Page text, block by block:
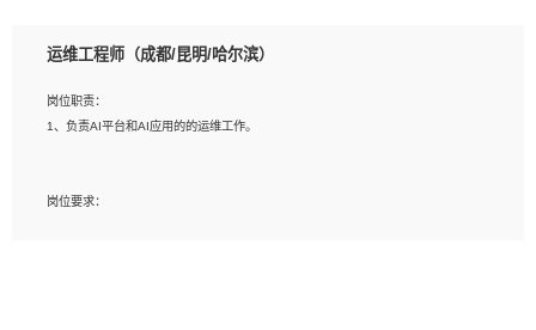
2、熟悉linux命令；
4、熟练使用oracle、mysql进行开发；
5、熟悉流程开发如使用activiti；
运维工程师（成都/昆明/哈尔滨）
岗位职责：
1、负责AI平台和AI应用的的运维工作。
岗位要求：